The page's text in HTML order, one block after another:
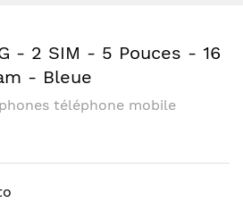
- 2 SIM - 5 Pouces - 16
- Bleue
téléphone mobile